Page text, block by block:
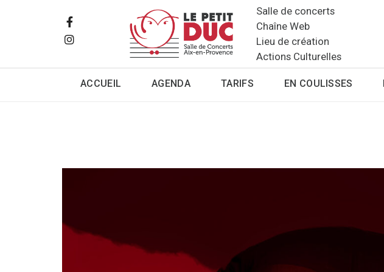
Salle de concerts
Chaîne Web
Lieu de création
Actions Culturelles
ACCUEIL AGENDA TARIFS EN COULISSES